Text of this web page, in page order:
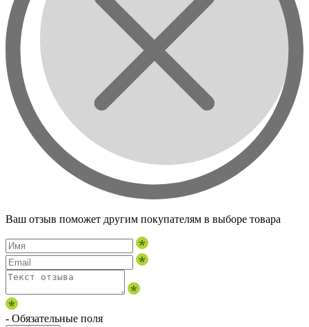
Ваш отзыв поможет другим покупателям в выборе товара
- Обязательные поля